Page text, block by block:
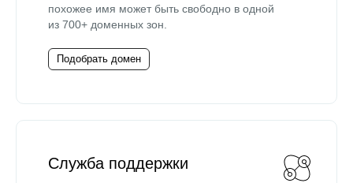
похожее имя может быть свободно в одной
из 700+ доменных зон.
Подобрать домен
Служба поддержки